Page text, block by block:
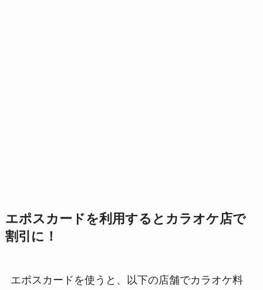
エポスカードを利用するとカラオケ店で
割引に！
エポスカードを使うと、以下の店舗でカラオケ料